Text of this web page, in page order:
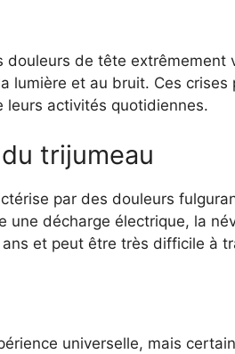
douleurs de tête
lumière et au bruit. Ces
leurs activités quotidiennes.
trijumeau
par des douleurs
une décharge électrique, la
et peut être très difficile à
universelle, mais